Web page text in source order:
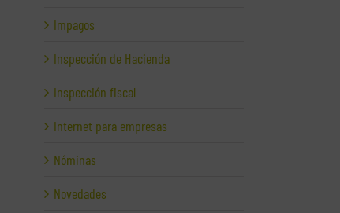
Impagos
Inspección de Hacienda
Inspección fiscal
Internet para empresas
Nóminas
Novedades